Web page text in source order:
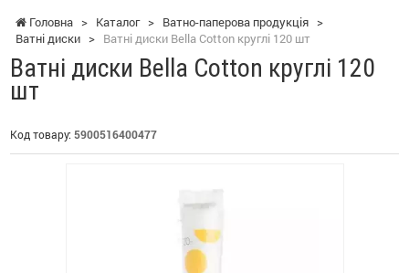
Головна > Каталог > Ватно-паперова продукція >
Ватні диски > Ватні диски Bella Cotton круглі 120 шт
Ватні диски Bella Cotton круглі 120
шт
Код товару: 5900516400477